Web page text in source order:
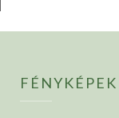
FÉNYKÉPEK